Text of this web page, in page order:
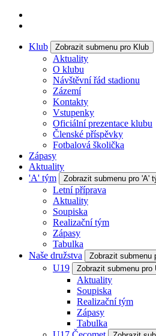
Klub Zobrazit submenu pro Klub
Aktuality
O klubu
Návštěvní řád stadionu
Zázemí
Kontakty
Vstupenky
Oficiální prezentace klubu
Členské příspěvky
Fotbalová školička
Zápasy
Aktuality
'A' tým
Zobrazit submenu pro 'A'
Letní příprava
Aktuality
Soupiska
Realizační tým
Zápasy
Tabulka
Naše družstva
Zobrazit submenu
U19 Zobrazit submenu pro
Aktuality
Soupiska
Realizační tým
Zápasy
Tabulka